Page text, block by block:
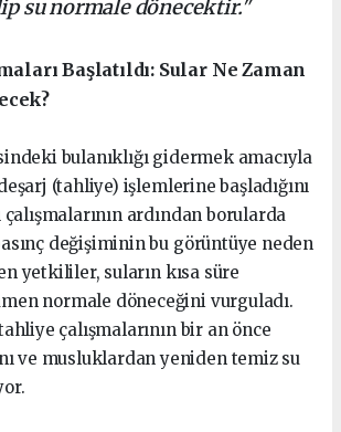
su normale dönecektir."
Başlatıldı: Sular Ne Zaman
bulanıklığı gidermek amacıyla
(tahliye) işlemlerine başladığını
ardından borularda
değişiminin bu görüntüye neden
yetkililer, suların kısa süre
normale döneceğini vurguladı.
çalışmalarının bir an önce
ve musluklardan yeniden temiz su